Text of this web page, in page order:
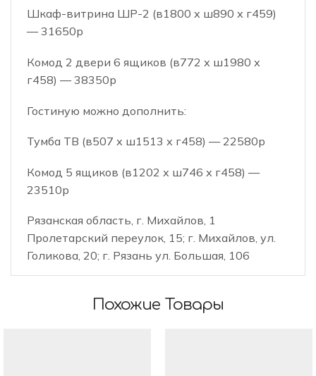
Шкаф-витрина ШР-2 (в1800 х ш890 х г459)
— 31650р
Комод 2 двери 6 ящиков (в772 х ш1980 х
г458) — 38350р
Гостиную можно дополнить:
Тумба ТВ (в507 х ш1513 х г458) — 22580р
Комод 5 ящиков (в1202 х ш746 х г458) —
23510р
Рязанская область, г. Михайлов, 1
Пролетарский переулок, 15; г. Михайлов, ул.
Голикова, 20; г. Рязань ул. Большая, 106
Похожие Товары